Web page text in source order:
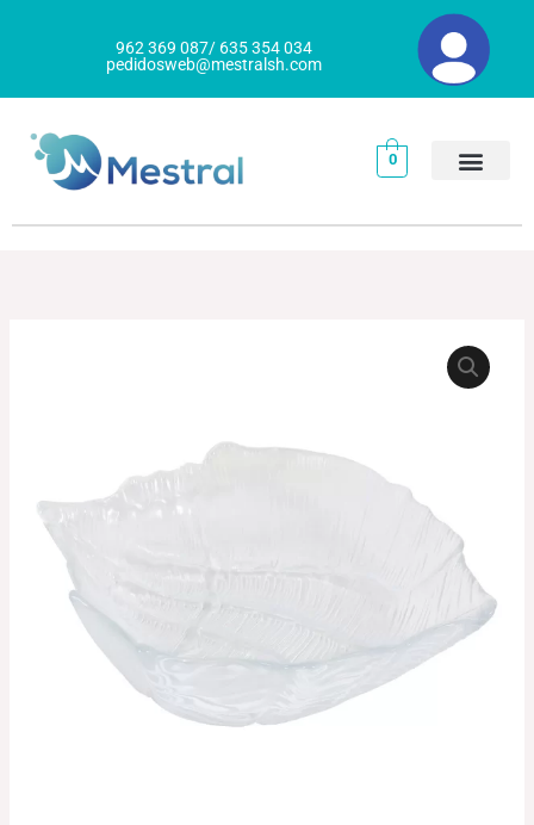
962 369 087/ 635 354 034
pedidosweb@mestralsh.com
0
precios: